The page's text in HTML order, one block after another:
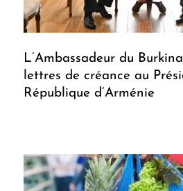
L’Ambassadeur du
lettres de créance au
République d’Arménie